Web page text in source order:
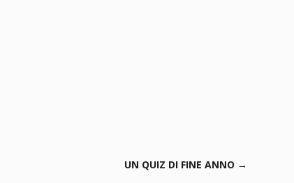
UN QUIZ DI FINE ANNO →